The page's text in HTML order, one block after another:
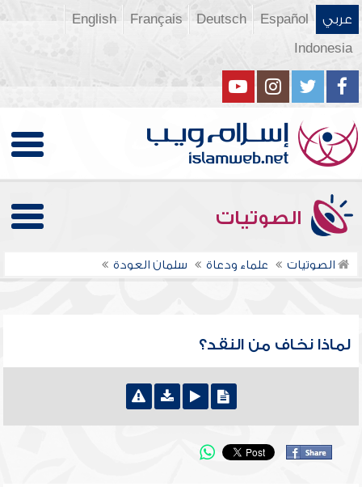
عربي Español
Deutsch
Français
English
Indonesia
الصوتيات
الصوتيات علماء ودعاة سلمان العودة
لماذا نخاف من النقد؟